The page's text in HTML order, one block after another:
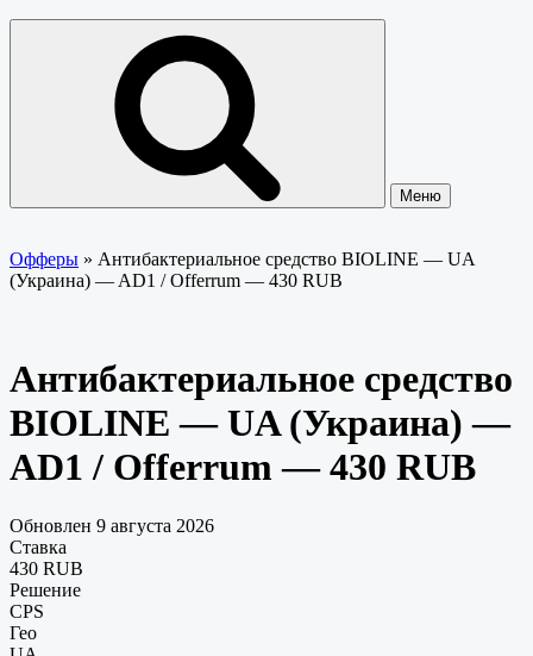
Меню
Офферы » Антибактериальное средство BIOLINE — UA
(Украина) — AD1 / Offerrum — 430 RUB
Антибактериальное средство
BIOLINE — UA (Украина) —
AD1 / Offerrum — 430 RUB
Обновлен 9 августа 2026
Ставка
430 RUB
Решение
CPS
Гео